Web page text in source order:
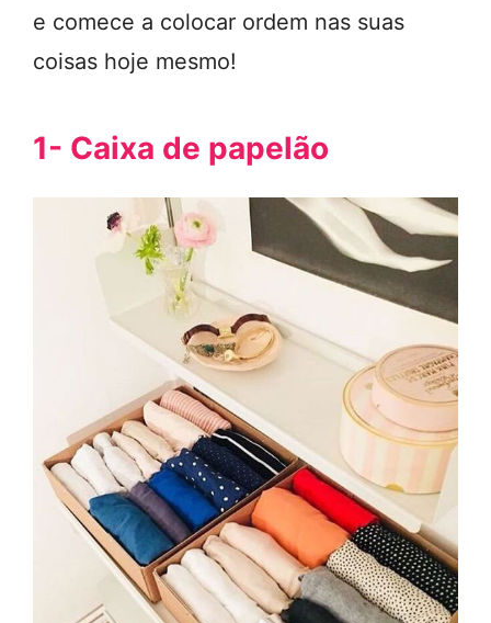
e comece a colocar ordem nas suas
coisas hoje mesmo!
1- Caixa de papelão